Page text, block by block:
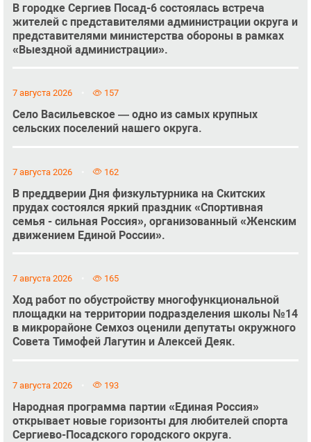
В городке Сергиев Посад-6 состоялась встреча
жителей с представителями администрации округа и
представителями министерства обороны в рамках
«Выездной администрации».
7 августа 2026 157
Село Васильевское — одно из самых крупных
сельских поселений нашего округа.
7 августа 2026 162
В преддверии Дня физкультурника на Скитских
прудах состоялся яркий праздник «Спортивная
семья - сильная Россия», организованный «Женским
движением Единой России».
7 августа 2026 165
Ход работ по обустройству многофункциональной
площадки на территории подразделения школы №14
в микрорайоне Семхоз оценили депутаты окружного
Совета Тимофей Лагутин и Алексей Деяк.
7 августа 2026 193
Народная программа партии «Единая Россия»
открывает новые горизонты для любителей спорта
Сергиево-Посадского городского округа.